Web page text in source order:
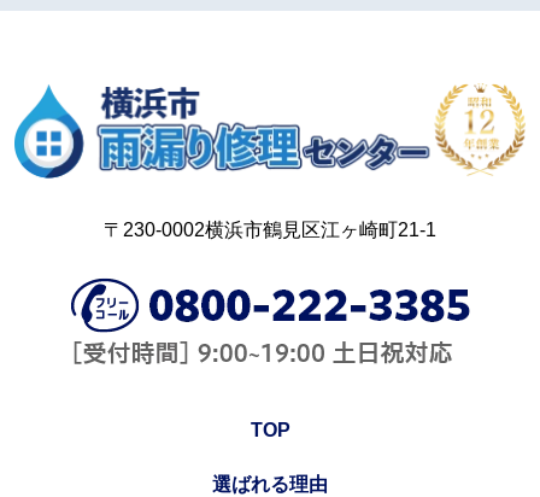
〒230-0002横浜市鶴見区江ヶ崎町21-1
TOP
選ばれる理由